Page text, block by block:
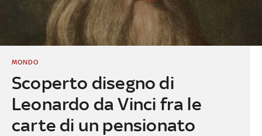
Scoperto disegno di
Leonardo da Vinci fra le
carte di un pensionato
MONDO